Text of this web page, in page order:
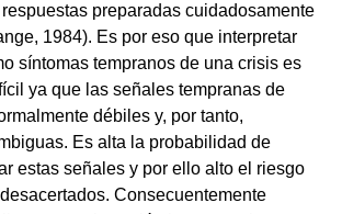
preparadas cuidadosamente
1984). Es por eso que interpretar
síntomas tempranos de una crisis es
ya que las señales tempranas de
débiles y, por tanto,
Es alta la probabilidad de
estas señales y por ello alto el riesgo
Consecuentemente